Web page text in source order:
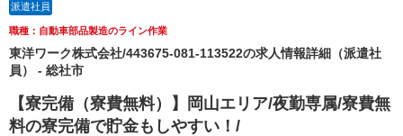
派遣社員
職種：自動車部品製造のライン作業
東洋ワーク株式会社/443675-081-113522の求人情報詳細（派遣社
員） - 総社市
【寮完備（寮費無料）】岡山エリア/夜勤専属/寮費無
料の寮完備で貯金もしやすい！/